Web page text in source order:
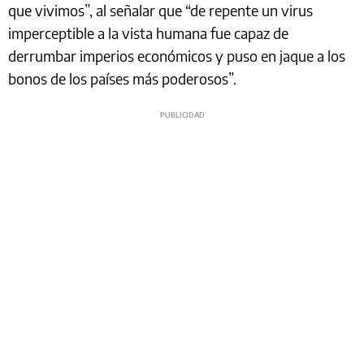
que vivimos”, al señalar que “de repente un virus
imperceptible a la vista humana fue capaz de
derrumbar imperios económicos y puso en jaque a los
bonos de los países más poderosos”.